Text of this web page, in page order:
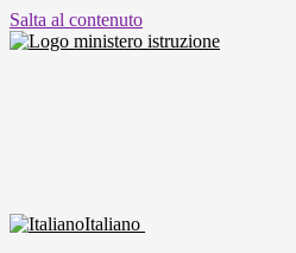
Salta al contenuto
Italiano